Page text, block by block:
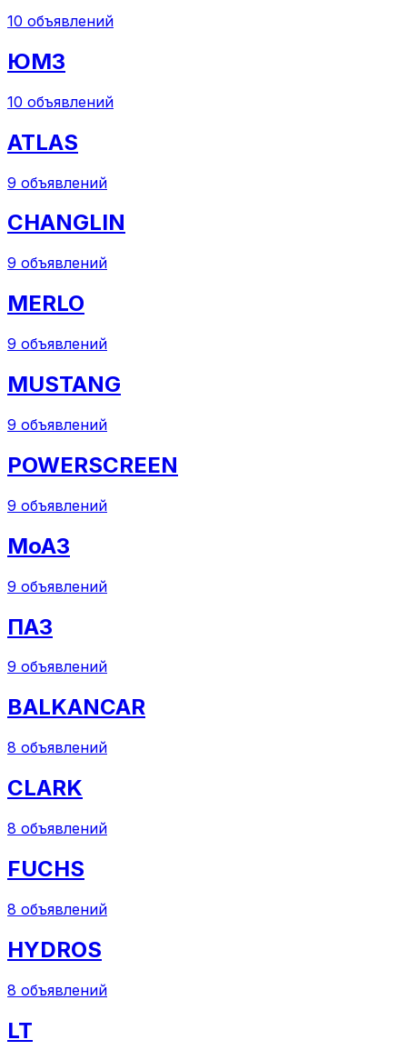
10 объявлений
ЮМЗ
10 объявлений
ATLAS
9 объявлений
CHANGLIN
9 объявлений
MERLO
9 объявлений
MUSTANG
9 объявлений
POWERSCREEN
9 объявлений
МоАЗ
9 объявлений
ПАЗ
9 объявлений
BALKANCAR
8 объявлений
CLARK
8 объявлений
FUCHS
8 объявлений
HYDROS
8 объявлений
LT